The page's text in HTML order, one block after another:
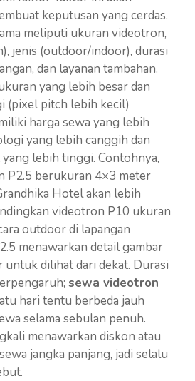
keputusan yang cerdas.
meliputi ukuran videotron,
jenis (outdoor/indoor), durasi
dan layanan tambahan.
yang lebih besar dan
(pixel pitch lebih kecil)
harga sewa yang lebih
yang lebih canggih dan
lebih tinggi. Contohnya,
P2.5 berukuran 4×3 meter
Hotel akan lebih
videotron P10 ukuran
outdoor di lapangan
menawarkan detail gambar
dilihat dari dekat. Durasi
sewa videotron
hari tentu berbeda jauh
selama sebulan penuh.
menawarkan diskon atau
jangka panjang, jadi selalu